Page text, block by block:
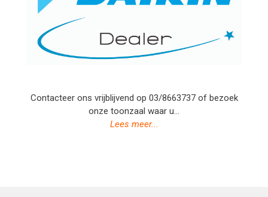
Contacteer ons vrijblijvend op 03/8663737 of bezoek
onze toonzaal waar u...
Lees meer...